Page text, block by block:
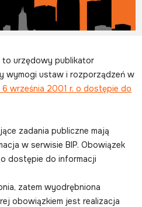
to urzędowy publikator
wymogi ustaw i rozporządzeń w
września 2001 r. o dostępie do
zadania publiczne mają
w serwisie BIP. Obowiązek
dostępie do informacji
zatem wyodrębniona
obowiązkiem jest realizacja